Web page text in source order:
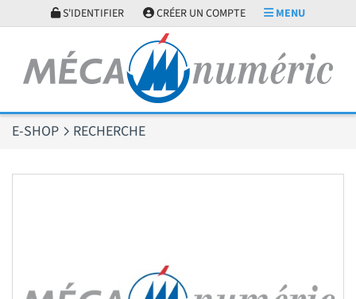
S'IDENTIFIER CRÉER UN COMPTE MENU
E-SHOP RECHERCHE
Panneau de gestion des cookies